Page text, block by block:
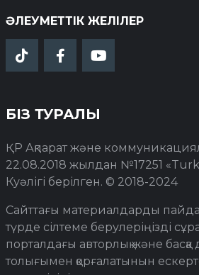
ӘЛЕУМЕТТІК ЖЕЛІЛЕР
БІЗ ТУРАЛЫ
ҚР Ақпарат және
22.08.2018 жылдан №17251
Куәлігі берілген. © 2018-2024
Сайттағы материалдарды
түрде сілтеме берулеріңізді
порталдағы авторлық және басқа да
толығымен қорғалатынын